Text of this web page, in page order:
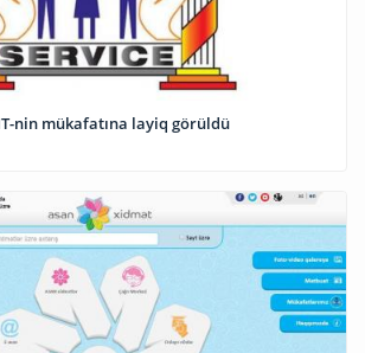
nin mükafatına layiq görüldü